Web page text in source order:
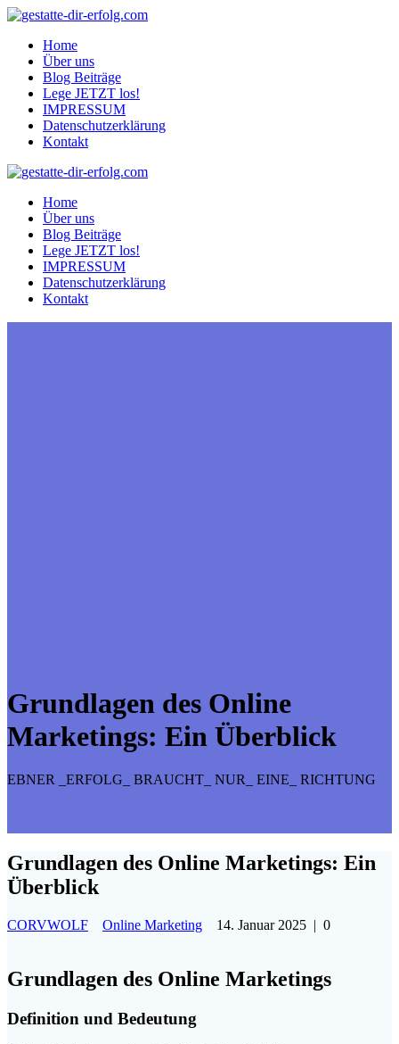
Zum
springenHome
Über uns
Blog Beiträge
Lege JETZT los!
IMPRESSUM
Datenschutzerklärung
Kontakt
Home
Über uns
Blog Beiträge
Lege JETZT los!
IMPRESSUM
Datenschutzerklärung
Kontakt
Grundlagen des Online
Marketings: Ein Überblick
EBNER _ERFOLG_ BRAUCHT_ NUR_ EINE_ RICHTUNG
Grundlagen des Online Marketings: Ein
Überblick
CORVWOLF Online Marketing 14. Januar 2025 | 0
Grundlagen d‬es Online Marketings
Definition u‬nd Bedeutung